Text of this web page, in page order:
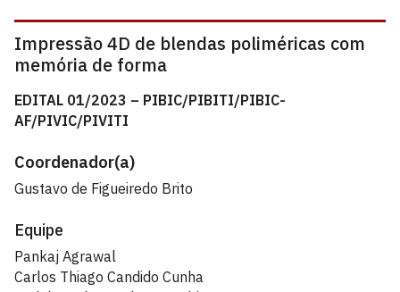
Impressão 4D de blendas poliméricas com
memória de forma
EDITAL 01/2023 – PIBIC/PIBITI/PIBIC-
AF/PIVIC/PIVITI
Coordenador(a)
Gustavo de Figueiredo Brito
Equipe
Pankaj Agrawal
Carlos Thiago Candido Cunha